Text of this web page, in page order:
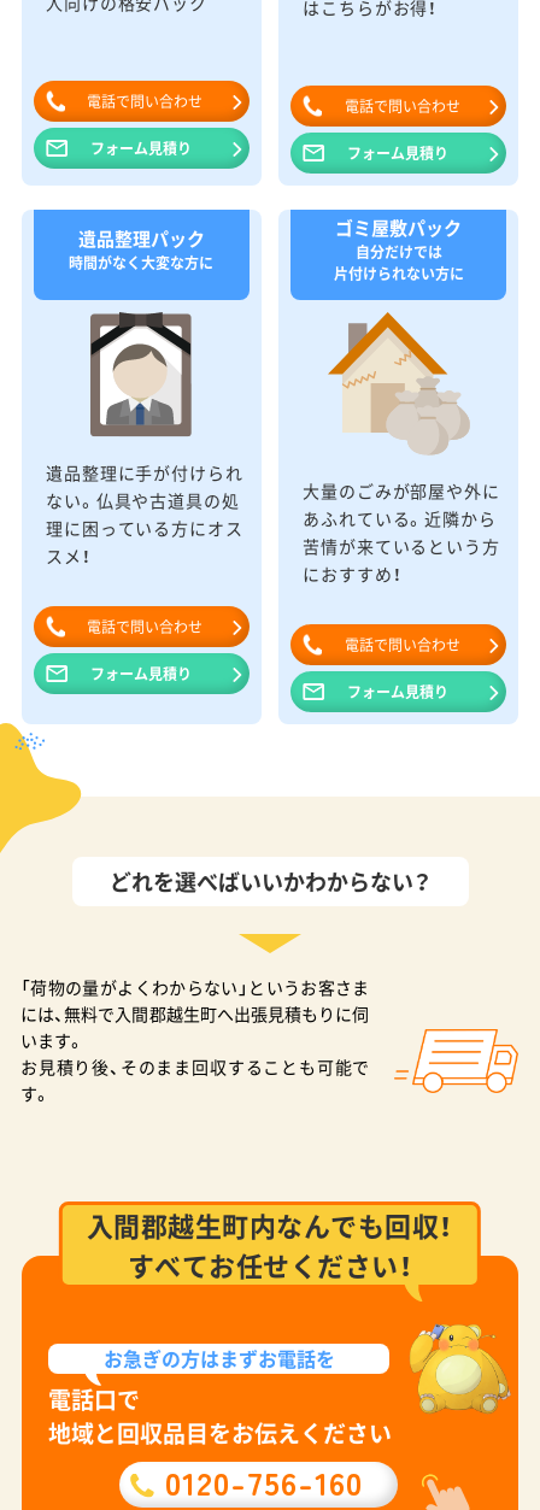
電話で問い合わせ
フォーム見積り
はこちらがお得！
電話で問い合わせ
フォーム見積り
遺品整理パック
時間がなく大変な方に
遺品整理に手が付けられ
ない。仏具や古道具の処
理に困っている方にオス
スメ！
電話で問い合わせ
フォーム見積り
ゴミ屋敷パック
自分だけでは
片付けられない方に
大量のごみが部屋や外に
あふれている。近隣から
苦情が来ているという方
におすすめ！
電話で問い合わせ
フォーム見積り
どれを選べばいいかわからない？
「荷物の量がよくわからない」というお客さま
には、無料で入間郡越生町へ出張見積もりに伺
います。
お見積り後、そのまま回収することも可能で
す。
入間郡越生町内なんでも回収！
すべてお任せください！
お急ぎの方はまずお電話を
電話口で
地域と回収品目をお伝えください
0120-756-160